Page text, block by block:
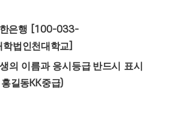
은행 [100-033-
학법인천대학교]
의 이름과 응시등급 반드시 표시
홍길동KK중급)